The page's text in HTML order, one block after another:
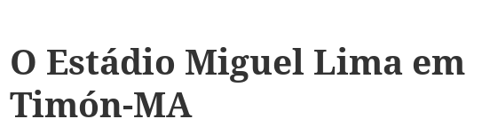
O Estádio Miguel Lima em
Timón-MA